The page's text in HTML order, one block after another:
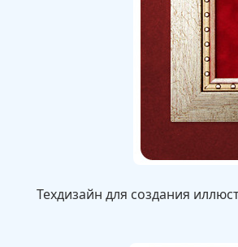
Техдизайн для создания